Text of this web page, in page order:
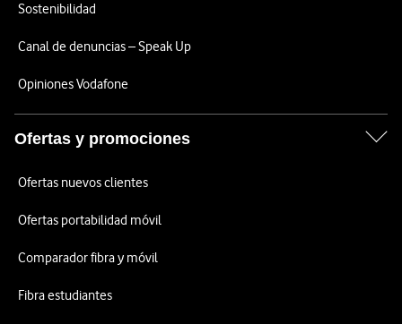
Sostenibilidad
Canal de denuncias – Speak Up
Opiniones Vodafone
Ofertas y promociones
Ofertas nuevos clientes
Ofertas portabilidad móvil
Comparador fibra y móvil
Fibra estudiantes